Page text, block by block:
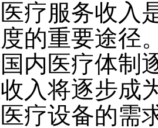
疗服务收入
的重要途径
内医疗体制
入将逐步成
疗设备的需